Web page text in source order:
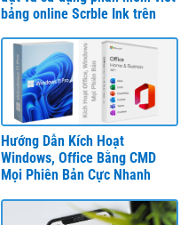
bảng online Scrble Ink trên
Hướng Dẫn Kích Hoạt
Windows, Office Bằng CMD
Mọi Phiên Bản Cực Nhanh